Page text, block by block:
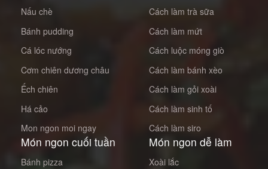
Nấu chè
Bánh pudding
Cá lóc nướng
Cơm chiên dương châu
Ếch chiên
Há cảo
Mon ngon moi ngay
Cách làm trà sữa
Cách làm mứt
Cách luộc móng giò
Cách làm bánh xèo
Cách làm gỏi xoài
Cách làm sinh tố
Cách làm siro
Món ngon cuối tuần
Bánh pizza
Món ngon dễ làm
Xoài lắc